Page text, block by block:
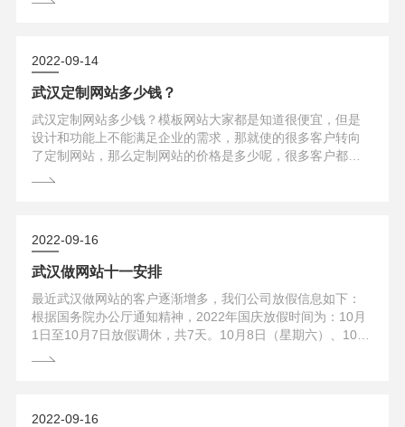
下联系方式之类的就足够了，模板网站就可...
2022-09-14
武汉定制网站多少钱？
武汉定制网站多少钱？模板网站大家都是知道很便宜，但是
设计和功能上不能满足企业的需求，那就使的很多客户转向
了定制网站，那么定制网站的价格是多少呢，很多客户都比
方面是不是很高呢？毕竟如果是定制网站...
2022-09-16
武汉做网站十一安排
最近武汉做网站的客户逐渐增多，我们公司放假信息如下：
根据国务院办公厅通知精神，2022年国庆放假时间为：10月
1日至10月7日放假调休，共7天。10月8日（星期六）、10月
2022-09-16